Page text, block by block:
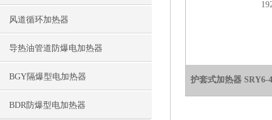
风道循环加热器
导热油管道防爆电加热器
BGY隔爆型电加热器
BDR防爆型电加热器
护套式加热器 SRY6-